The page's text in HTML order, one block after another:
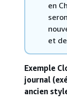
en
et
Exemple
journal
ancien